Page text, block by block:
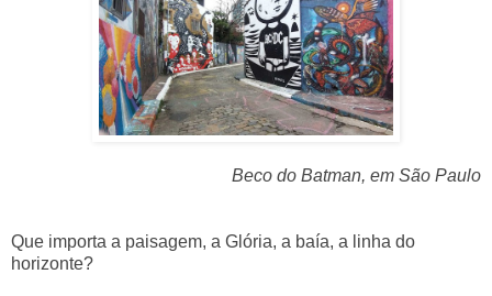
Beco do Batman, em São Paulo
Que importa a paisagem, a Glória, a baía, a linha do
horizonte?